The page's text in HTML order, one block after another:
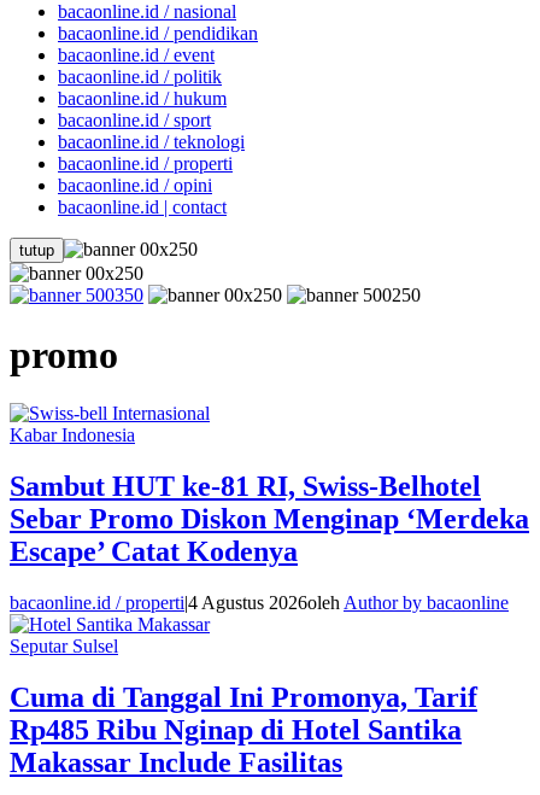
bacaonline.id / nasional
bacaonline.id / pendidikan
bacaonline.id / event
bacaonline.id / politik
bacaonline.id / hukum
bacaonline.id / sport
bacaonline.id / teknologi
bacaonline.id / properti
bacaonline.id / opini
bacaonline.id | contact
tutup
promo
Kabar Indonesia
​Sambut HUT ke-81 RI, Swiss-Belhotel
Sebar Promo Diskon Menginap ‘Merdeka
Escape’ Catat Kodenya
bacaonline.id / properti|4 Agustus 2026oleh Author by bacaonline
Seputar Sulsel
Cuma di Tanggal Ini Promonya, Tarif
Rp485 Ribu Nginap di Hotel Santika
Makassar Include Fasilitas